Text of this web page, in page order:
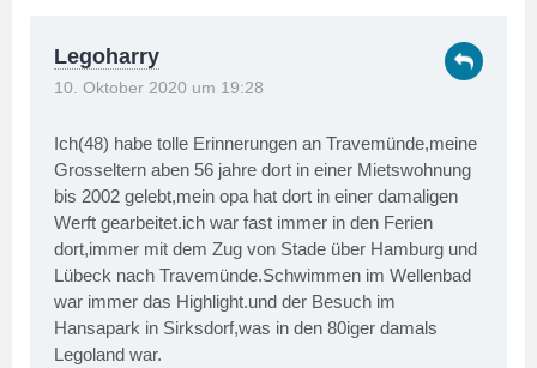
Legoharry
10. Oktober 2020 um 19:28
Ich(48) habe tolle Erinnerungen an Travemünde,meine
Grosseltern aben 56 jahre dort in einer Mietswohnung
bis 2002 gelebt,mein opa hat dort in einer damaligen
Werft gearbeitet.ich war fast immer in den Ferien
dort,immer mit dem Zug von Stade über Hamburg und
Lübeck nach Travemünde.Schwimmen im Wellenbad
war immer das Highlight.und der Besuch im
Hansapark in Sirksdorf,was in den 80iger damals
Legoland war.